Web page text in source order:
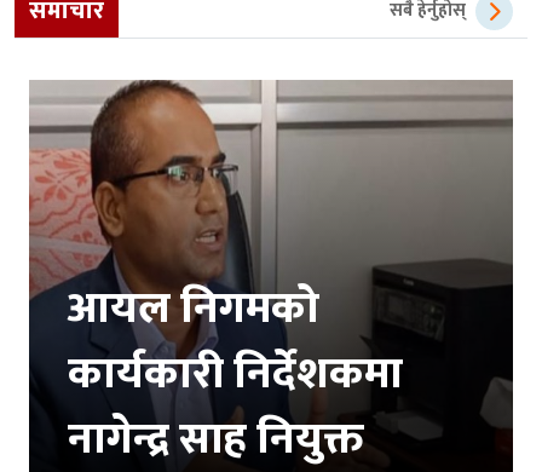
समाचार सबै हेर्नुहोस्
आयल निगमको
कार्यकारी निर्देशकमा
नागेन्द्र साह नियुक्त